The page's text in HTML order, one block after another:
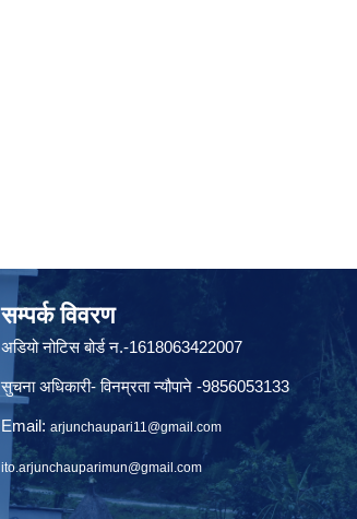
सम्पर्क विवरण
अडियो नोटिस बोर्ड न.-1618063422007
सुचना अधिकारी- विनम्रता न्यौपाने -9856053133
Email:arjunchaupari11@gmail.com
ito.arjunchauparimun@gmail.com